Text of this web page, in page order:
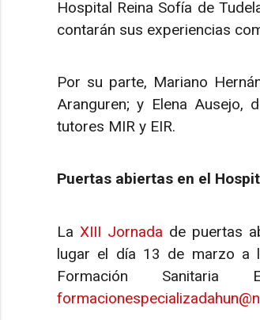
Hospital Reina Sofía de
contarán sus experiencias
Por su parte, Mariano
Aranguren; y Elena Ausejo,
tutores MIR y EIR.
Puertas abiertas en el
La XIII Jornada de puertas
lugar el día 13 de marzo a
Formación Sanitaria